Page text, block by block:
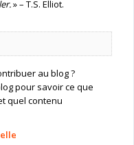
» – T.S. Elliot.
au blog ?
pour savoir ce que
quel contenu